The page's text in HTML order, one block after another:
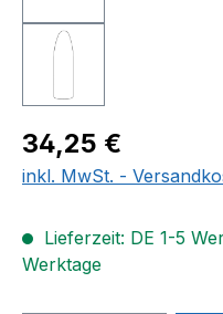
Regulärer Preis:
34,25 €
inkl. MwSt. -
Lieferzeit: DE 1-5
Werktage